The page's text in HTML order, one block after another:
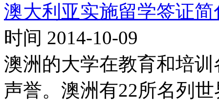
澳大利亚实施留学签证简
时间 2014-10-09
澳洲的大学在教育和培
声誉。澳洲有22所名列